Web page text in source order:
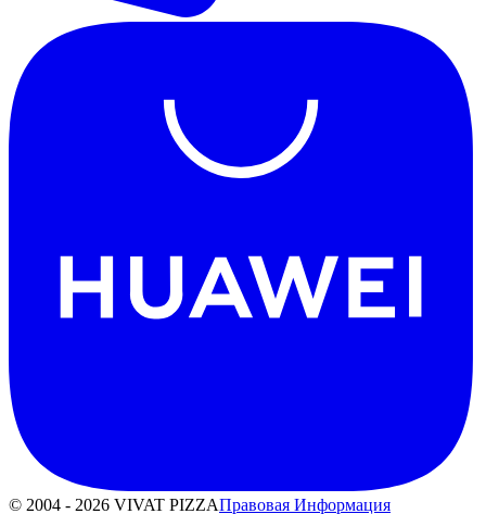
© 2004 - 2026 VIVAT PIZZAПравовая Информация